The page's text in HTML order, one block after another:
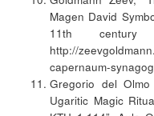
Magen David
11th
http://
capernaum-
Gregorio del
Ugaritic Magic